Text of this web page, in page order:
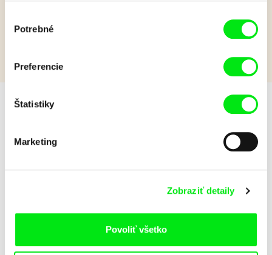
súhlasu
Potrebné
Preferencie
Štatistiky
Marketing
Zobraziť detaily
Povoliť všetko
Milan Baulard, Ismail
Estampes, Quentin